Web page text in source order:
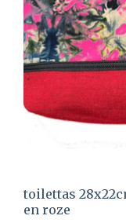
toilettas
en roze